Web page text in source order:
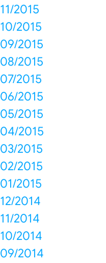
11/2015
10/2015
09/2015
08/2015
07/2015
06/2015
05/2015
04/2015
03/2015
02/2015
01/2015
12/2014
11/2014
10/2014
09/2014